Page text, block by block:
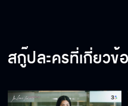
สกู๊ปละครที่เกี่ยวข้